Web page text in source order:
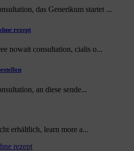
das Generikum startet ...
rezept
nowait consultation, cialis o...
an diese sende...
erhältlich, learn more a...
rezept